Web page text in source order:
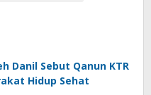
Danil Sebut Qanun KTR
Hidup Sehat